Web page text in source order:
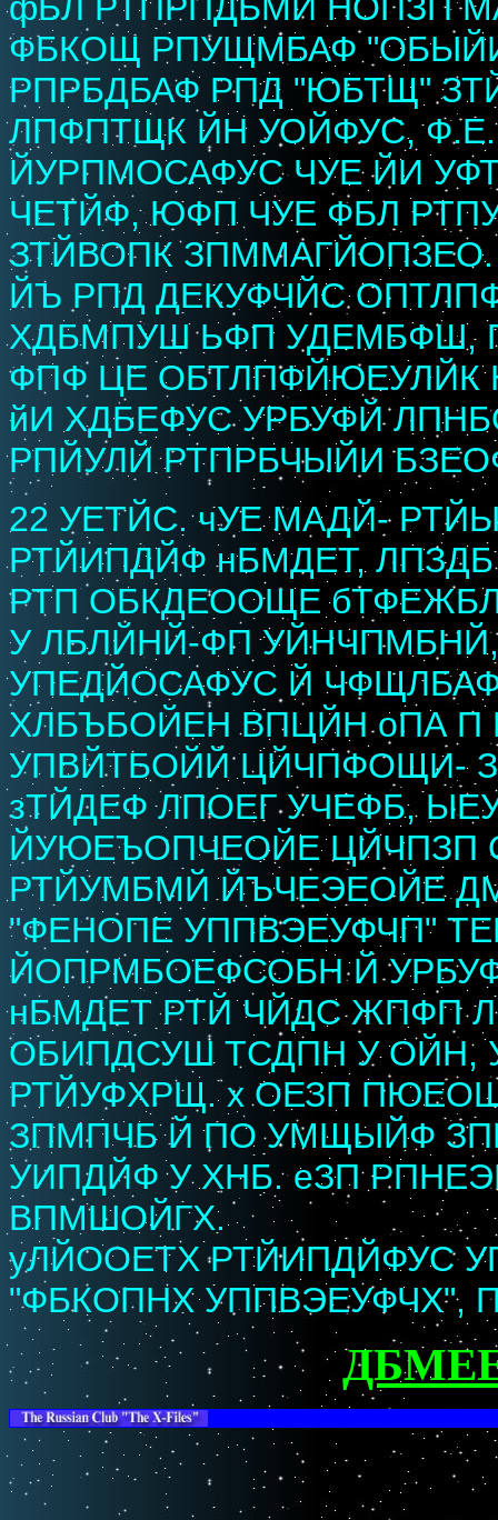
ФБКОЩ РПУЩМБАФ
РПРБДБАФ РПД "ЮБТЩ"
ЛПФПТЩК ЙН УОЙФУС,
ЙУРПМОСАФУС ЧУЕ ЙИ
ЧЕТЙФ, ЮФП ЧУЕ ФБЛ
ЗТЙВОПК
ЙЪ РПД ДЕКУФЧЙС
ХДБМПУШ ЬФП УДЕМБФШ,
ФПФ ЦЕ ОБТЛПФЙЮЕУЛЙК
йИ ХДБЕФУС УРБУФЙ
РПЙУЛЙ РТПРБЧЫЙИ
22 УЕТЙС. чУЕ МАДЙ-
РТЙИПДЙФ нБМДЕТ,
РТП ОБКДЕООЩЕ
У ЛБЛЙНЙ-ФП
УПЕДЙОСАФУС Й
ХЛБЪБОЙЕН ВПЦЙН оПА
УПВЙТБОЙЙ ЦЙЧПФОЩИ-
зТЙДЕФ ЛПОЕГ УЧЕФБ,
ЙУЮЕЪОПЧЕОЙЕ ЦЙЧПЗП
РТЙУМБМЙ ЙЪЧЕЭЕОЙЕ
"ФЕНОПЕ УППВЭЕУФЧП"
ЙОПРМБОЕФСОБН Й
нБМДЕТ РТЙ ЧЙДС ЖПФП
ОБИПДСУШ ТСДПН У ОЙН,
РТЙУФХРЩ. х ОЕЗП
ЗПМПЧБ Й ПО УМЩЫЙФ
УИПДЙФ У ХНБ. еЗП
ВПМШОЙГХ.
уЛЙООЕТХ РТЙИПДЙФУС
"ФБКОПНХ УППВЭЕУФЧХ",